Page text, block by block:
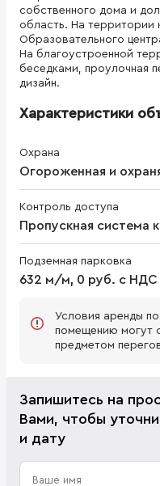
собственного дома и
область. На территории
Образовательного
На благоустроенной
беседками, проулочная
дизайн.
Характеристики
Охрана
Огороженная и
Контроль доступа
Пропускная система
Подземная парковка
632 м/м, 0 руб. с НДС
Условия аренды
помещению могут
предметом
Запишитесь на
Вами, чтобы
и дату